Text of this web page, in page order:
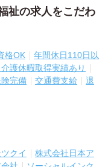
祉の求人をこだわ
格OK
年間休日110日以
護休暇取得実績あり
完備 交通費支給
退
クイ
株式会社日本ア